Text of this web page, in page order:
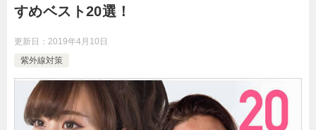
すめベスト20選！
更新日： 2019年4月10日
紫外線対策